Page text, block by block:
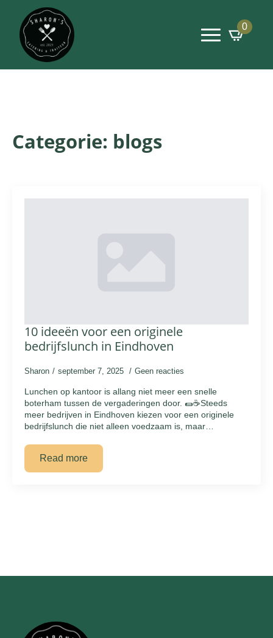
0
Categorie: blogs
10 ideeën voor een originele
bedrijfslunch in Eindhoven
Sharon september 7, 2025 Geen reacties
Lunchen op kantoor is allang niet meer een snelle
boterham tussen de vergaderingen door. 🌯☕Steeds
meer bedrijven in Eindhoven kiezen voor een originele
bedrijfslunch die niet alleen voedzaam is, maar…
Read more